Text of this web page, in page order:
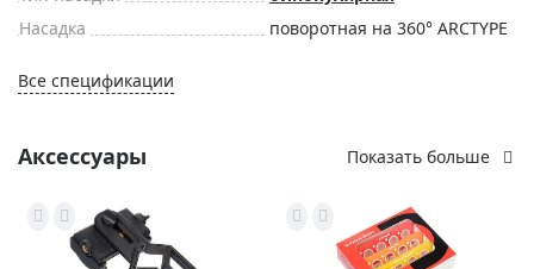
Насадка
поворотная на 360° ARCTYPE
Все спецификации
Аксессуары Показать больше